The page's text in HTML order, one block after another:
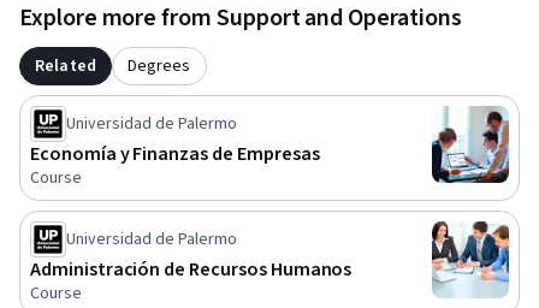
Explore more from Support and Operations
Related Degrees
Universidad de Palermo
Economía y Finanzas de Empresas
Course
Universidad de Palermo
Administración de Recursos Humanos
Course